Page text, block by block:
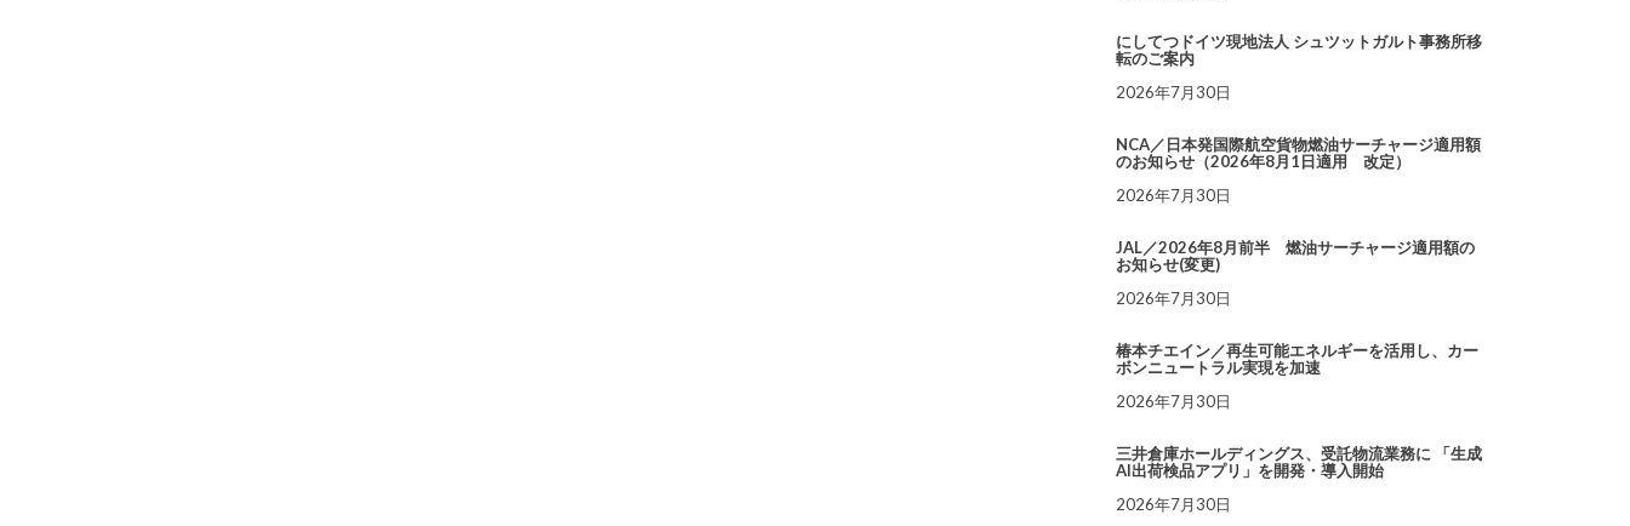
にしてつドイツ現地法人 シュツットガルト事務所移
転のご案内
2026年7月30日
NCA／日本発国際航空貨物燃油サーチャージ適用額
のお知らせ（2026年8月1日適用 改定）
2026年7月30日
JAL／2026年8月前半 燃油サーチャージ適用額の
お知らせ(変更)
2026年7月30日
椿本チエイン／再生可能エネルギーを活用し、カー
ボンニュートラル実現を加速
2026年7月30日
三井倉庫ホールディングス、受託物流業務に 「生成
AI出荷検品アプリ」を開発・導入開始
2026年7月30日